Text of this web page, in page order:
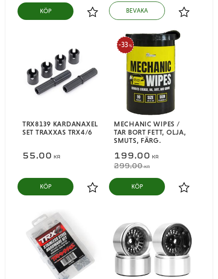
Lägg till i favoriter
KÖP
Lägg till i
TRX8139 KARDANAXEL
SET TRAXXAS TRX4/6
55,00 KR
Lägg till i favoriter
KÖP
MECHANIC WIPES /
TAR BORT FETT, OLJA,
SMUTS, FÄRG.
199,00 KR
299,00KR
33 %
Lägg till i
KÖP